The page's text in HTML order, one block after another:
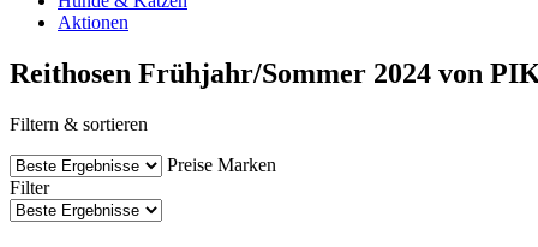
Aktionen
Reithosen Frühjahr/Sommer 2024 von
Filtern & sortieren
Preise Marken
Filter